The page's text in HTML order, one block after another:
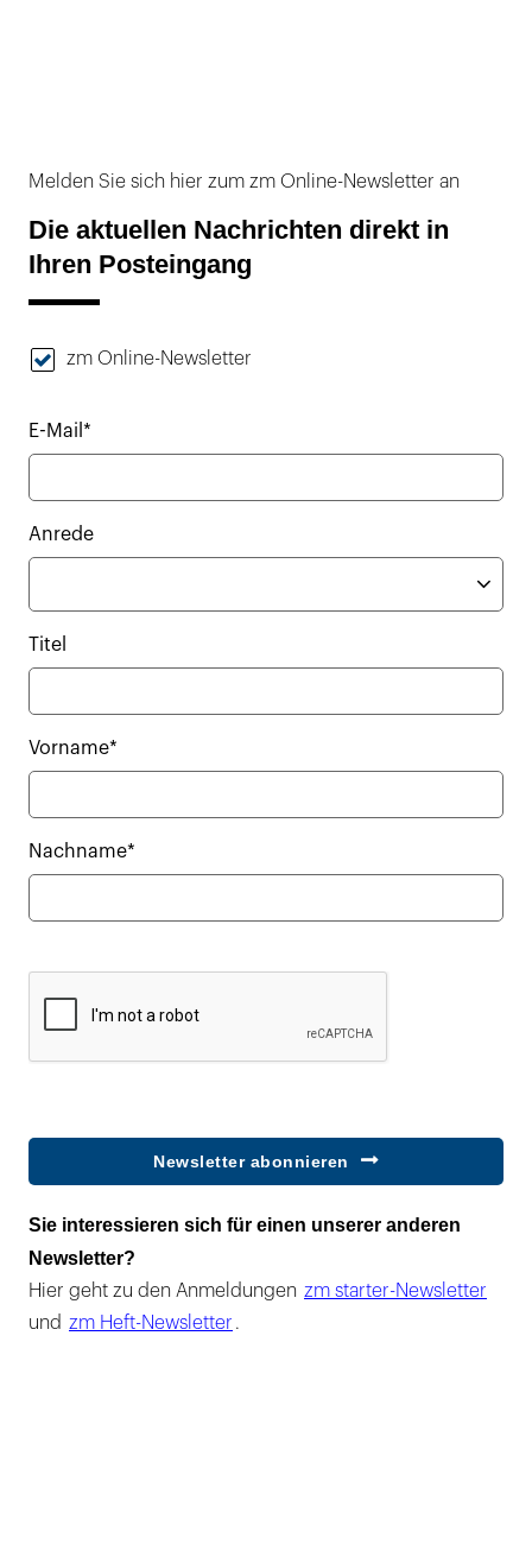
Melden Sie sich hier zum zm Online-Newsletter an
Die aktuellen Nachrichten direkt in
Ihren Posteingang
zm Online-Newsletter
E-Mail*
Anrede
Titel
Vorname*
Nachname*
Newsletter abonnieren
Sie interessieren sich für einen unserer anderen
Newsletter?
Hier geht zu den Anmeldungen zm starter-Newsletter
und zm Heft-Newsletter .